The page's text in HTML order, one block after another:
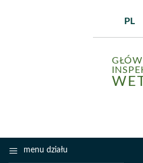
PL
menu działu